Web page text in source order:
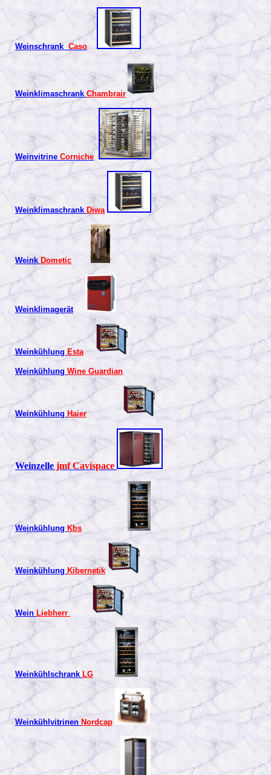
WeinschrankCaso
WeinklimaschrankChambrair
WeinvitrineCorniche
Weinklimaschrank Diwa
WeinkDometic
Weinklimagerät
WeinkühlungEsta
WeinkühlungWine Guardian
WeinkühlungHaier
Weinzellejmf Cavispace
WeinkühlungKbs
WeinkühlungKibernetik
WeinLiebherr
WeinkühlschrankLG
WeinkühlvitrinenNordcap